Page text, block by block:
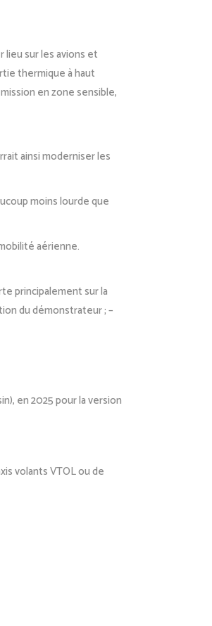
sur les avions et
thermique à haut
en zone sensible,
ainsi moderniser les
moins lourde que
aérienne.
principalement sur la
du démonstrateur ; –
en 2025 pour la version
volants VTOL ou de